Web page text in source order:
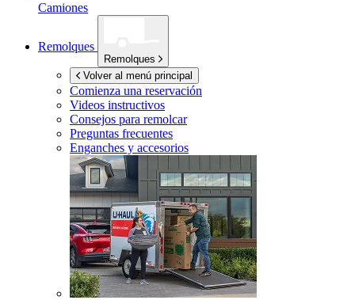
Camiones
Remolques
Remolques
Volver al menú principal
Comienza una reservación
Videos instructivos
Consejos para remolcar
Preguntas frecuentes
Enganches y accesorios